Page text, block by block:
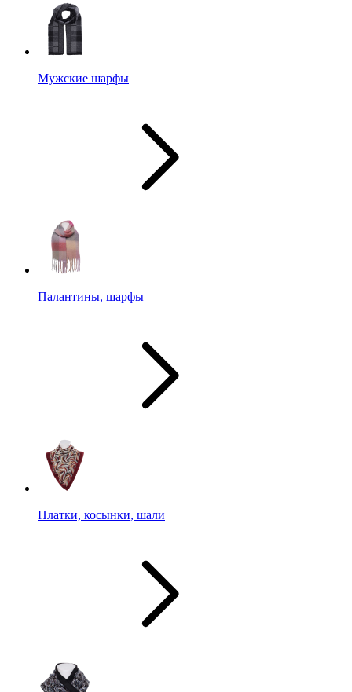
Мужские шарфы
Палантины, шарфы
Платки, косынки, шали